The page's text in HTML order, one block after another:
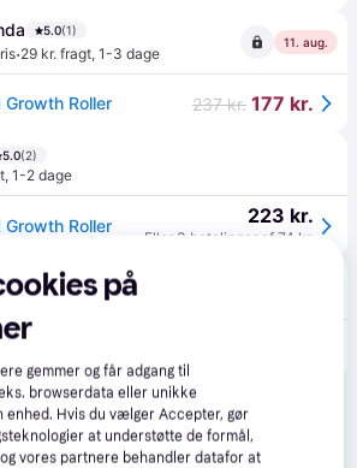
5.0(1)
·29 kr. fragt, 1-3 dage
11. aug.
Roller 237 kr. 177 kr.
5.0(2)
, 1-2 dage
Roller 223 kr.
Eller 3 betalinger af 74 kr.
(7)
,2 dage
på
gemmer og får adgang til
browserdata eller unikke
enhed. Hvis du vælger Accepter, gør
at understøtte de formål,
vores partnere behandler datafor at